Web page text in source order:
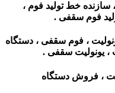
سازنده خط تولید فوم ،
فوم سقفی .
، فوم سقفی ، دستگاه
، یونولیت سقفی .
، فروش دستگاه